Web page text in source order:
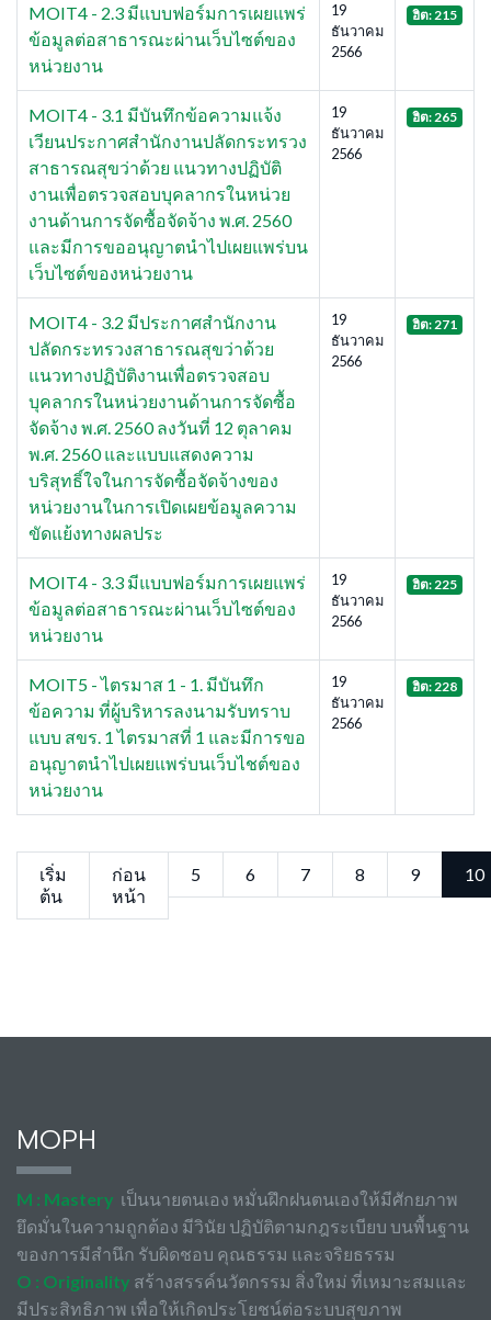
MOIT4 - 2.3 มีแบบฟอร์มการเผยแพร่
ข้อมูลต่อสาธารณะผ่านเว็บไซต์ของ
หน่วยงาน
19
ธันวาคม
2566
ฮิต: 215
MOIT4 - 3.1 มีบันทึกข้อความแจ้ง
เวียนประกาศสำนักงานปลัดกระทรวง
สาธารณสุขว่าด้วย แนวทางปฏิบัติ
งานเพื่อตรวจสอบบุคลากรในหน่วย
งานด้านการจัดซื้อจัดจ้าง พ.ศ. 2560
และมีการขออนุญาตนำไปเผยแพร่บน
เว็บไซต์ของหน่วยงาน
19
ธันวาคม
2566
ฮิต: 265
MOIT4 - 3.2 มีประกาศสำนักงาน
ปลัดกระทรวงสาธารณสุขว่าด้วย
แนวทางปฏิบัติงานเพื่อตรวจสอบ
บุคลากรในหน่วยงานด้านการจัดซื้อ
จัดจ้าง พ.ศ. 2560 ลงวันที่ 12 ตุลาคม
พ.ศ. 2560 และแบบแสดงความ
บริสุทธิ์ใจในการจัดซื้อจัดจ้างของ
หน่วยงานในการเปิดเผยข้อมูลความ
ขัดแย้งทางผลประ
19
ธันวาคม
2566
ฮิต: 271
MOIT4 - 3.3 มีแบบฟอร์มการเผยแพร่
ข้อมูลต่อสาธารณะผ่านเว็บไซต์ของ
หน่วยงาน
19
ธันวาคม
2566
ฮิต: 225
MOIT5 - ไตรมาส 1 - 1. มีบันทึก
ข้อความ ที่ผู้บริหารลงนามรับทราบ
แบบ สขร. 1 ไตรมาสที่ 1 และมีการขอ
อนุญาตนำไปเผยแพร่บนเว็บไชต์ของ
หน่วยงาน
19
ธันวาคม
2566
ฮิต: 228
เริ่ม
ต้น
ก่อน
หน้า
5 6 7 8 9 10
MOPH
M : Mastery เป็นนายตนเอง หมั่นฝึกฝนตนเองให้มีศักยภาพ
ยึดมั่นในความถูกต้อง มีวินัย ปฏิบัติตามกฎระเบียบ บนพื้นฐาน
ของการมีสำนึก รับผิดชอบ คุณธรรม และจริยธรรม
O : Originality สร้างสรรค์นวัตกรรม สิ่งใหม่ ที่เหมาะสมและ
มีประสิทธิภาพ เพื่อให้เกิดประโยชน์ต่อระบบสุขภาพ